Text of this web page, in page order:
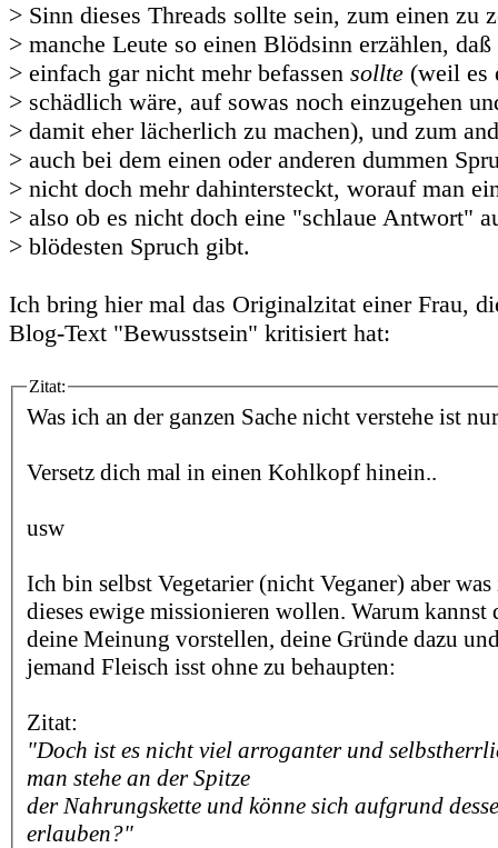
> Sinn dieses Threads sollte sein, zum einen zu
> manche Leute so einen Blödsinn erzählen,
> einfach gar nicht mehr befassen sollte (weil es
> schädlich wäre, auf sowas noch einzugehen
> damit eher lächerlich zu machen), und zum
> auch bei dem einen oder anderen dummen
> nicht doch mehr dahintersteckt, worauf man
> also ob es nicht doch eine "schlaue Antwort"
> blödesten Spruch gibt.
Ich bring hier mal das Originalzitat einer Frau,
Blog-Text "Bewusstsein" kritisiert hat:
Zitat:
Was ich an der ganzen Sache nicht verstehe ist
Versetz dich mal in einen Kohlkopf hinein..
usw
Ich bin selbst Vegetarier (nicht Veganer) aber
dieses ewige missionieren wollen. Warum kannst
deine Meinung vorstellen, deine Gründe dazu
jemand Fleisch isst ohne zu behaupten:
Zitat:
"Doch ist es nicht viel arroganter und
man stehe an der Spitze
der Nahrungskette und könne sich aufgrund
erlauben?"